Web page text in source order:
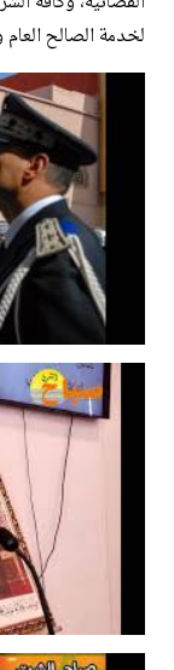
لخدمة الصالح